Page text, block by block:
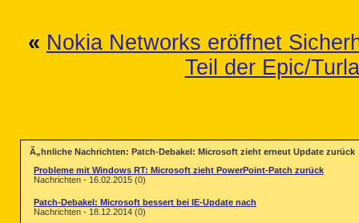
« Nokia Networks eröffnet
Teil der Epic/
Ã„hnliche Nachrichten: Patch-Debakel: Microsoft zieht erneut Update zurück
Probleme mit Windows RT: Microsoft zieht PowerPoint-Patch zurück
Nachrichten - 16.02.2015 (0)
Patch-Debakel: Microsoft bessert bei IE-Update nach
Nachrichten - 18.12.2014 (0)